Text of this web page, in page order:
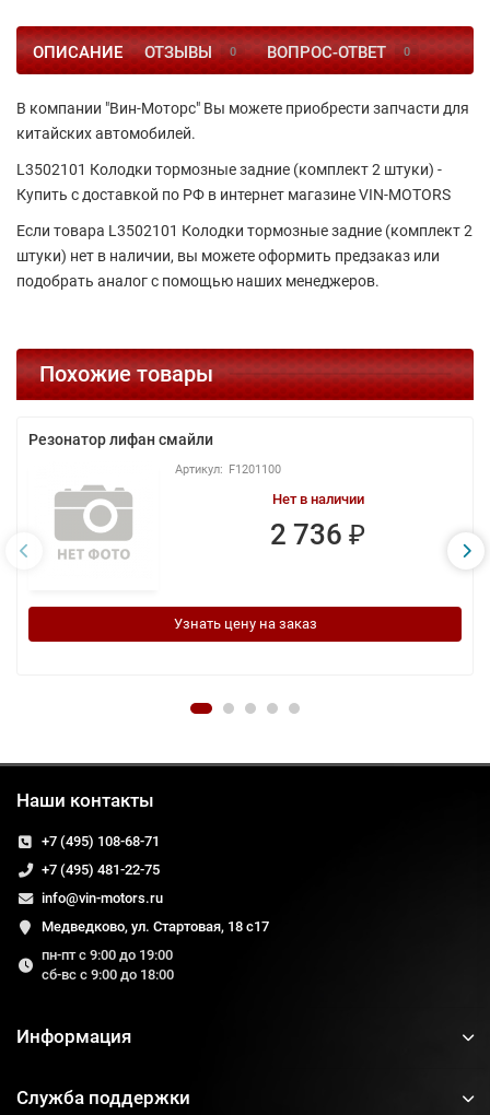
ОПИСАНИЕ ОТЗЫВЫ 0 ВОПРОС-ОТВЕТ 0
В компании "Вин-Моторс" Вы можете приобрести запчасти для
китайских автомобилей.
L3502101 Колодки тормозные задние (комплект 2 штуки) -
Купить с доставкой по РФ в интернет магазине VIN-MOTORS
Если товара L3502101 Колодки тормозные задние (комплект 2
штуки) нет в наличии, вы можете оформить предзаказ или
подобрать аналог с помощью наших менеджеров.
Похожие товары
Резонатор лифан смайли
F1201100
Нет в наличии
2 736 ₽
Узнать цену на заказ
Наши контакты
+7 (495) 108-68-71
+7 (495) 481-22-75
info@vin-motors.ru
Медведково, ул. Стартовая, 18 с17
пн-пт с 9:00 до 19:00
сб-вс с 9:00 до 18:00
Информация
Служба поддержки